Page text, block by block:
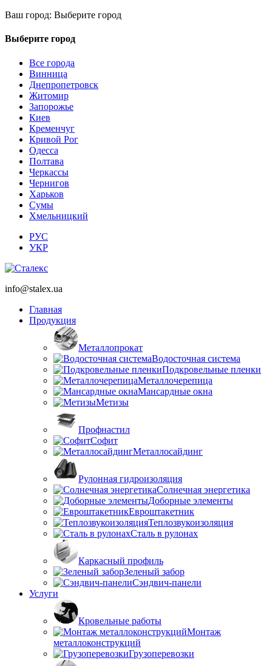
Ваш город: Выберите город
Выберите город
Все города
Винница
Днепропетровск
Житомир
Запорожье
Киев
Кременчуг
Кривой Рог
Одесса
Полтава
Черкассы
Чернигов
Харьков
Сумы
Хмельницкий
РУС
УКР
info@stalex.ua
Главная
Продукция
Металлопрокат
Водосточная система
Подкровельные пленки
Металлочерепица
Мансардные окна
Метизы
Профнастил
Софит
Металлосайдинг
Рулонная гидроизоляция
Солнечная энергетика
Доборные элементы
Евроштакетник
Теплозвукоизоляция
Сталь в рулонах
Каркасный профиль
Зеленый забор
Сэндвич-панели
Услуги
Кровельные работы
Монтаж
металлоконструкций
Грузоперевозки